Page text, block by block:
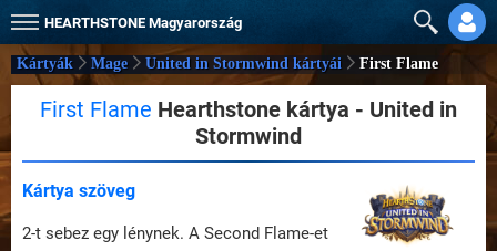
HEARTHSTONE Magyarország
Kártyák Mage United in Stormwind kártyái First Flame
First Flame Hearthstone kártya - United in
Stormwind
Kártya szöveg
2-t sebez egy lénynek. A Second Flame-et